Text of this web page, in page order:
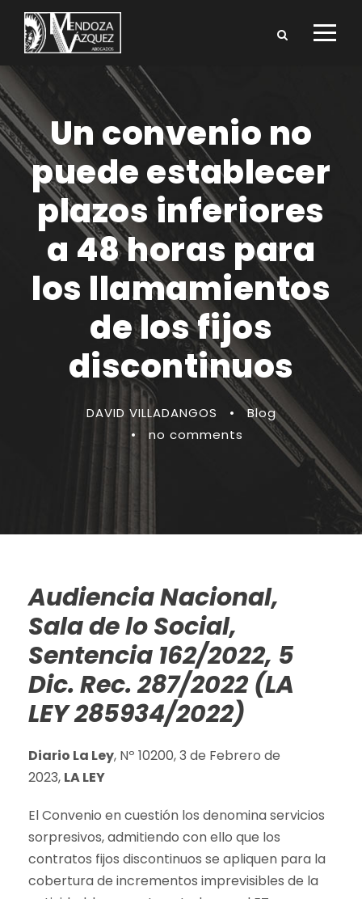
Un convenio no
puede establecer
plazos inferiores
a 48 horas para
los llamamientos
de los fijos
discontinuos
DAVID VILLADANGOS •
Blog
•
no comments
Audiencia Nacional,
Sala de lo Social,
Sentencia 162/2022, 5
Dic. Rec. 287/2022 (LA
LEY 285934/2022)
Diario La Ley, Nº 10200, 3 de Febrero de
2023, LA LEY
El Convenio en cuestión los denomina servicios
sorpresivos, admitiendo con ello que los
contratos fijos discontinuos se apliquen para la
cobertura de incrementos imprevisibles de la